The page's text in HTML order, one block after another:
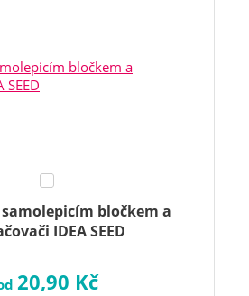
bločkem a
IDEA SEED
20,90 Kč